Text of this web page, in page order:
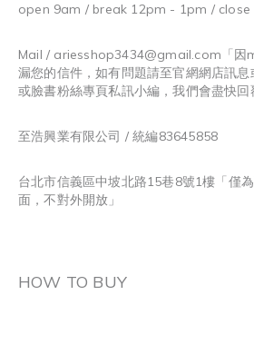
open 9am / break 12pm - 1pm / close
Mail / ariesshop3434@gmail.com 「
漏您的信件，如有問題請至官網網店訊
或臉書粉絲專頁私訊小編，我們會盡快回
至浩興業有限公司 / 統編83645858
台北市信義區中坡北路15巷8號1樓「僅
面，不對外開放」
HOW TO BUY